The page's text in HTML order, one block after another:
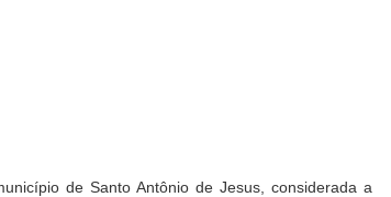
de Santo Antônio de Jesus, considerada a